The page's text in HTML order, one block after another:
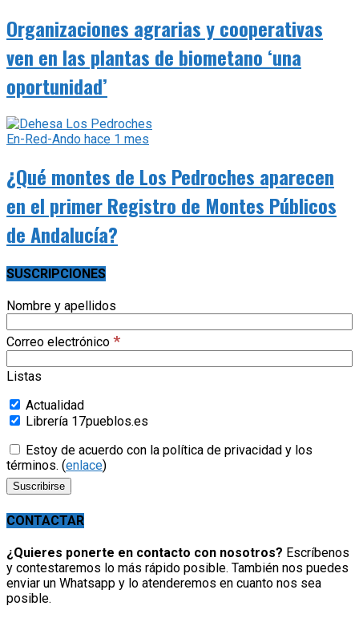
Organizaciones agrarias y cooperativas
ven en las plantas de biometano ‘una
oportunidad’
En-Red-Ando hace 1 mes
¿Qué montes de Los Pedroches aparecen
en el primer Registro de Montes Públicos
de Andalucía?
SUSCRIPCIONES
Nombre y apellidos
Correo electrónico *
Listas
Actualidad
Librería 17pueblos.es
Estoy de acuerdo con la política de privacidad y los
términos. (enlace)
CONTACTAR
¿Quieres ponerte en contacto con nosotros? Escríbenos
y contestaremos lo más rápido posible. También nos puedes
enviar un Whatsapp y lo atenderemos en cuanto nos sea
posible.